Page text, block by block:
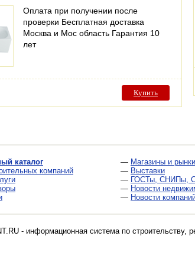
Оплата при получении после
проверки Бесплатная доставка
Москва и Мос область Гарантия 10
лет
Купить
каталог
компаний
— Магазины и рынки
— Выставки
— ГОСТы, СНИПы,
— Новости
— Новости
- информационная система по строительству,